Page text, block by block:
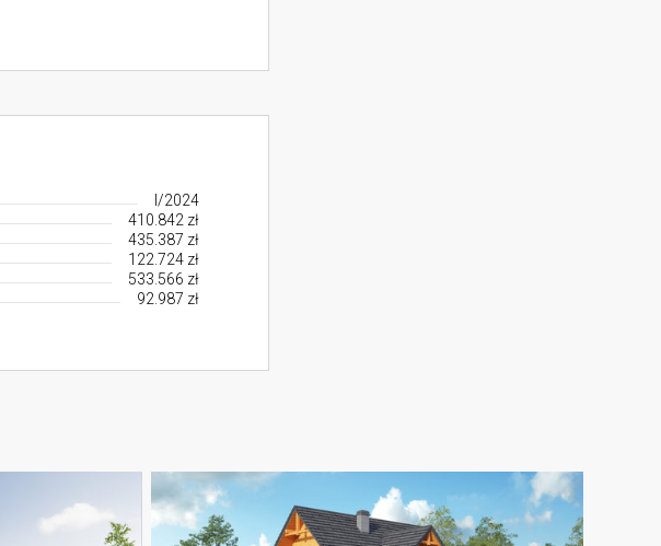
I/2024
410.842 zł
435.387 zł
122.724 zł
533.566 zł
92.987 zł